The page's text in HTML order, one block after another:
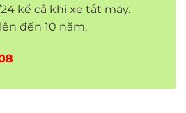
kể cả khi xe tắt máy.
đến 10 năm.
số lượng